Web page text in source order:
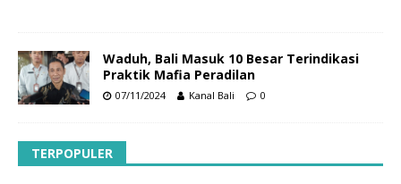
Waduh, Bali Masuk 10 Besar Terindikasi
Praktik Mafia Peradilan
07/11/2024 Kanal Bali 0
TERPOPULER